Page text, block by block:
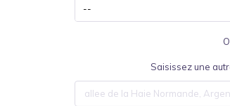
Saisissez une